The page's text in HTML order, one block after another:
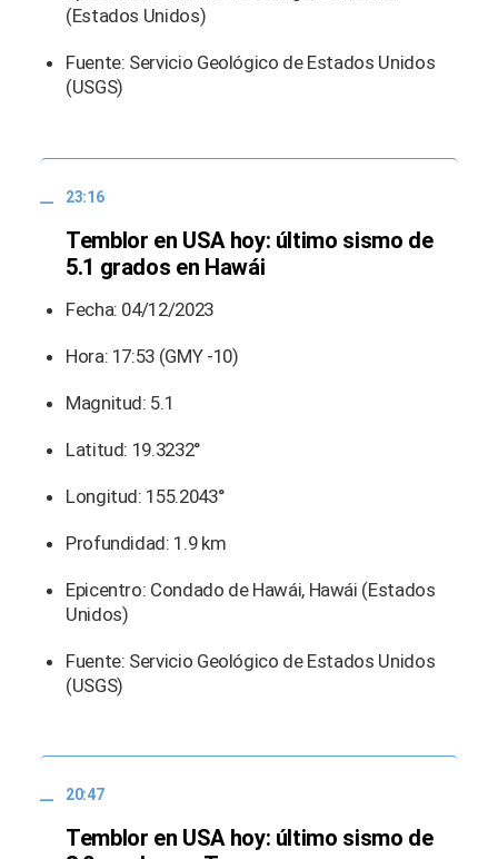
(Estados Unidos)
Fuente: Servicio Geológico de Estados Unidos
(USGS)
23:16
Temblor en USA hoy: último sismo de
5.1 grados en Hawái
Fecha: 04/12/2023
Hora: 17:53 (GMY -10)
Magnitud: 5.1
Latitud: 19.3232°
Longitud: 155.2043°
Profundidad: 1.9 km
Epicentro: Condado de Hawái, Hawái (Estados
Unidos)
Fuente: Servicio Geológico de Estados Unidos
(USGS)
20:47
Temblor en USA hoy: último sismo de